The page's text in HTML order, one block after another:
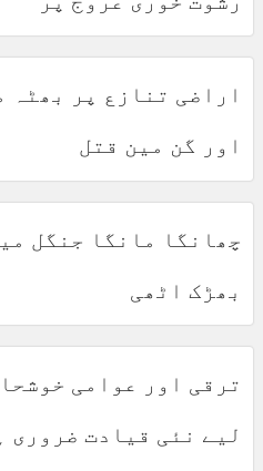
اراضی تنازع پر بھٹہ
اور گن مین قتل
چھانگا مانگا جنگل
بھڑک اٹھی
ترقی اور عوامی
لیے نئی قیادت ضروری